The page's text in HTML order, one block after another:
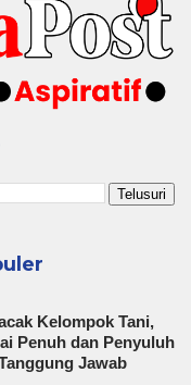
Kelompok Tani,
Penuh dan Penyuluh
Jawab